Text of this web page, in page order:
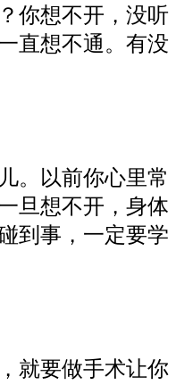
你想不开，没听
直想不通。有没
。以前你心里常
旦想不开， 身体
到事，一定要学
， 就要做手术让你